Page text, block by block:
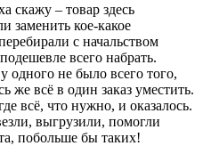
скажу – товар здесь
заменить кое-какое
с начальством
всего набрать.
одного не было всего того,
же всё в один заказ уместить.
всё, что нужно, и оказалось.
выгрузили, помогли
побольше бы таких!